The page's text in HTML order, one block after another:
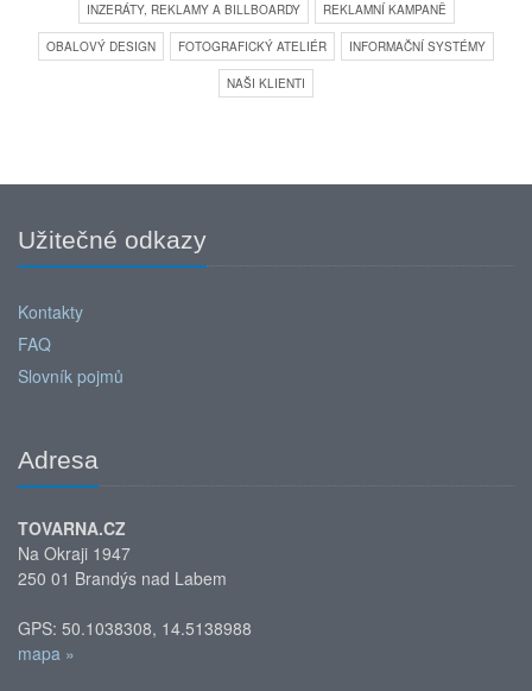
INZERÁTY, REKLAMY A BILLBOARDY REKLAMNÍ KAMPANĚ
OBALOVÝ DESIGN FOTOGRAFICKÝ ATELIÉR INFORMAČNÍ SYSTÉMY
NAŠI KLIENTI
Užitečné odkazy
Kontakty
FAQ
Slovník pojmů
Adresa
TOVARNA.CZ
Na Okraji 1947
250 01 Brandýs nad Labem
GPS: 50.1038308, 14.5138988
mapa »